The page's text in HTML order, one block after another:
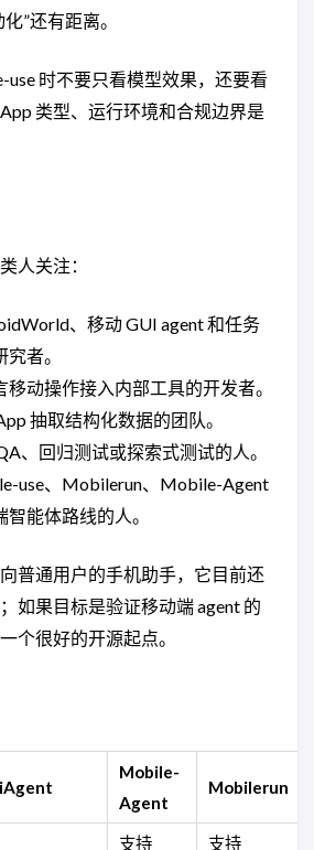
”还有距离。
use 时不要只看模型效果，还要看
类型、运行环境和合规边界是
人关注：
、移动 GUI agent 和任务
者。
移动操作接入内部工具的开发者。
抽取结构化数据的团队。
、回归测试或探索式测试的人。
use、Mobilerun、Mobile-Agent
能体路线的人。
普通用户的手机助手，它目前还
如果目标是验证移动端 agent 的
个很好的开源起点。
Mobile-
Agent
Mobilerun
支持 支持